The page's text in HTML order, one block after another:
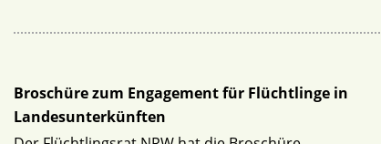
Broschüre zum Engagement für Flüchtlinge in
Landesunterkünften